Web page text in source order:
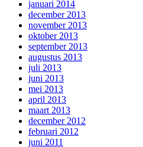
januari 2014
december 2013
november 2013
oktober 2013
september 2013
augustus 2013
juli 2013
juni 2013
mei 2013
april 2013
maart 2013
december 2012
februari 2012
juni 2011